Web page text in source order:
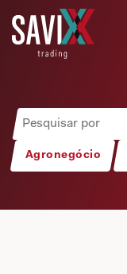
Agronegócio